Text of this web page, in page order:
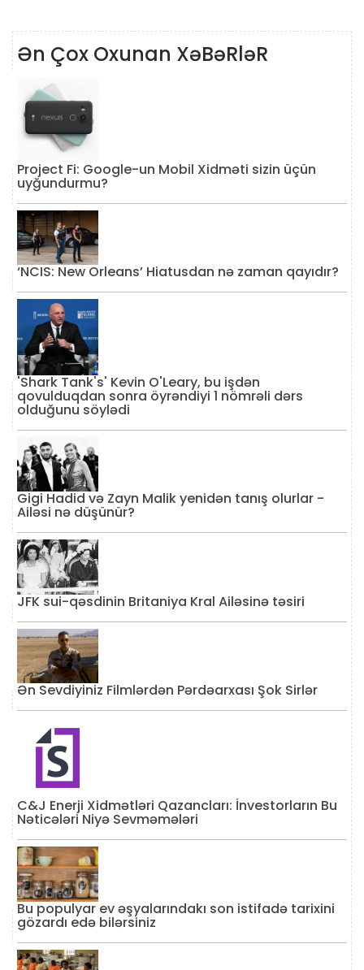
Ən Çox Oxunan XəBəRləR
Project Fi: Google-un Mobil Xidməti sizin üçün
uyğundurmu?
‘NCIS: New Orleans’ Hiatusdan nə zaman qayıdır?
'Shark Tank's' Kevin O'Leary, bu işdən
qovulduqdan sonra öyrəndiyi 1 nömrəli dərs
olduğunu söylədi
Gigi Hadid və Zayn Malik yenidən tanış olurlar -
Ailəsi nə düşünür?
JFK sui-qəsdinin Britaniya Kral Ailəsinə təsiri
Ən Sevdiyiniz Filmlərdən Pərdəarxası Şok Sirlər
C&J Enerji Xidmətləri Qazancları: İnvestorların Bu
Nəticələri Niyə Sevməmələri
Bu populyar ev əşyalarındakı son istifadə tarixini
gözardı edə bilərsiniz